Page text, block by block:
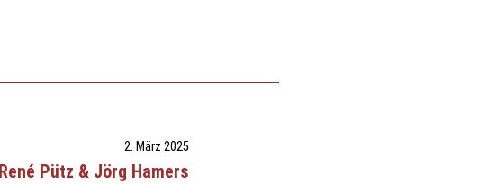
2. März 2025
René Pütz & Jörg Hamers